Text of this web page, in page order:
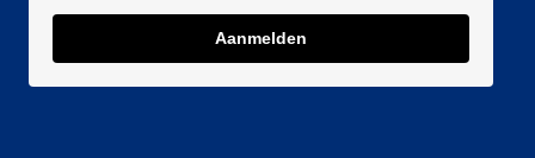
Aanmelden